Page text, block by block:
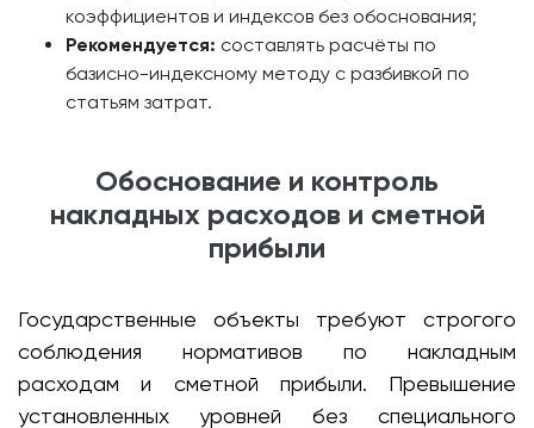
коэффициентов и индексов без обоснования;
Рекомендуется: составлять расчёты по
базисно-индексному методу с разбивкой по
статьям затрат.
Обоснование и контроль
накладных расходов и сметной
прибыли
Государственные объекты требуют строгого
соблюдения нормативов по накладным
расходам и сметной прибыли. Превышение
установленных уровней без специального